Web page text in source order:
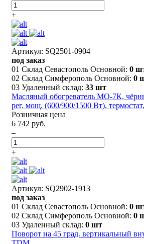
+
Артикул: SQ2501-0904
под заказ
01 Склад Севастополь Основной: 0
02 Склад Симферополь Основной: 0
03 Удаленный склад: 33 шт
Масляный обогреватель МО-7К,
рег. мощ. (600/900/1500 Вт),
Розничная цена
6 742 руб.
–
+
Артикул: SQ2902-1913
под заказ
01 Склад Севастополь Основной: 0
02 Склад Симферополь Основной: 0
03 Удаленный склад: 0 шт
Поворот на 45 град. вертикальный